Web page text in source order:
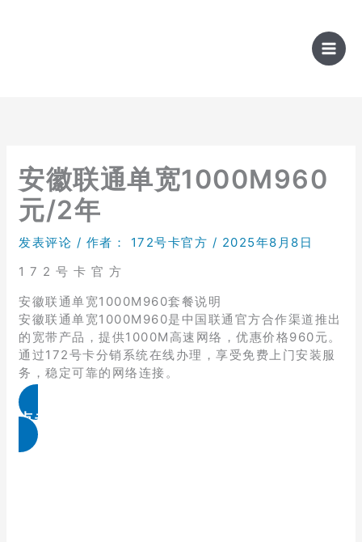
安徽联通单宽1000M960
元/2年
发表评论 / 作者： 172号卡官方 / 2025年8月8日
1 7 2 号 卡 官 方
安徽联通单宽1000M960套餐说明
安徽联通单宽1000M960是中国联通官方合作渠道推出
的宽带产品，提供1000M高速网络，优惠价格960元。
通过172号卡分销系统在线办理，享受免费上门安装服
务，稳定可靠的网络连接。
点击免费领取